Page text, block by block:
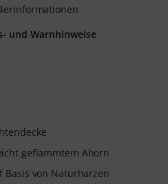
geflammtem Ahorn
Basis von Naturharzen
und Warnhinweise